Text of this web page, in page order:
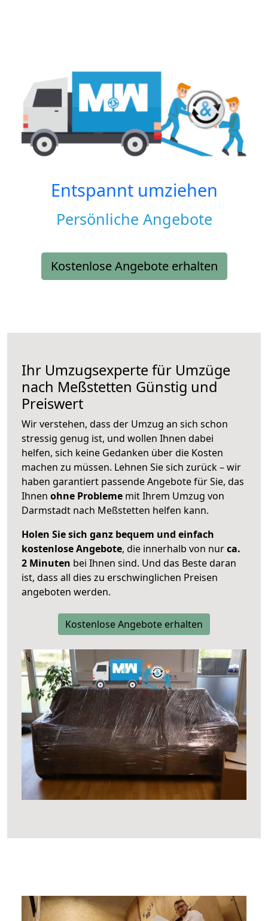
Entspannt umziehen
Persönliche Angebote
Kostenlose Angebote erhalten
Ihr Umzugsexperte für Umzüge
nach Meßstetten Günstig und
Preiswert
Wir verstehen, dass der Umzug an sich schon
stressig genug ist, und wollen Ihnen dabei
helfen, sich keine Gedanken über die Kosten
machen zu müssen. Lehnen Sie sich zurück – wir
haben garantiert passende Angebote für Sie, das
Ihnen ohne Probleme mit Ihrem Umzug von
Darmstadt nach Meßstetten helfen kann.
Holen Sie sich ganz bequem und einfach
kostenlose Angebote, die innerhalb von nurca.
2 Minuten bei Ihnen sind. Und das Beste daran
ist, dass all dies zu erschwinglichen Preisen
angeboten werden.
Kostenlose Angebote erhalten